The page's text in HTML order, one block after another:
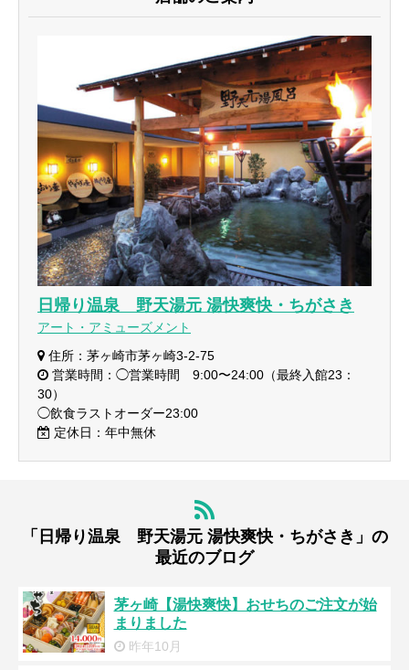
日帰り温泉 野天湯元 湯快爽快・ちがさき
アート・アミューズメント
住所：茅ヶ崎市茅ヶ崎3-2-75
営業時間：◯営業時間 9:00〜24:00（最終入館23：
30）
◯飲食ラストオーダー23:00
定休日：年中無休
「日帰り温泉 野天湯元 湯快爽快・ちがさき」の
最近のブログ
茅ヶ崎【湯快爽快】おせちのご注文が始
まりました
昨年10月